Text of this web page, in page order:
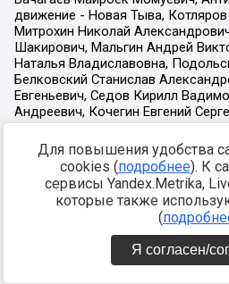
Для повышения удобства
cookies (подробнее). К
сервисы Yandex.Metrika,
которые также
(
Я согласен/